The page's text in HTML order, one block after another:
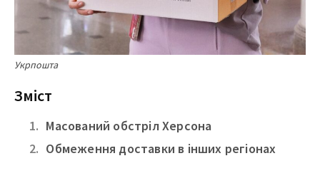
Укрпошта
Зміст
Масований обстріл Херсона
Обмеження доставки в інших регіонах